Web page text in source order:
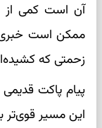
آن است کمی از
ممکن است خبری
زحمتی که
پیام پاکت
این مسیر قوی‌تر